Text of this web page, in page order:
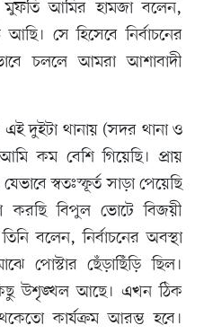
মুফতি আমির হামজা বলেন,
সে হিসেবে নির্বাচনের
চললে আমরা আশাবাদী
দুইটা থানায় (সদর থানা ও
কম বেশি গিয়েছি। প্রায়
স্বতঃস্ফূর্ত সাড়া পেয়েছি
করছি বিপুল ভোটে বিজয়ী
বলেন, নির্বাচনের অবস্থা
পোস্টার ছেঁড়াছিঁড়ি ছিল।
উশৃঙ্খল আছে। এখন ঠিক
কার্যক্রম আরম্ভ হবে।